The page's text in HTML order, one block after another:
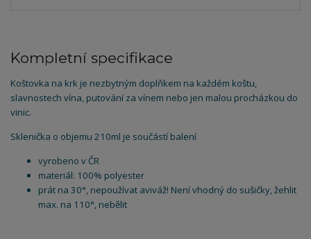
Kompletní specifikace
Koštovka na krk je nezbytným doplňkem na každém koštu,
slavnostech vína, putování za vínem nebo jen malou procházkou do
vinic.
Sklenička o objemu 210ml je součástí balení
vyrobeno v ČR
materiál: 100% polyester
prát na 30°, nepoužívat aviváž! Není vhodný do sušičky, žehlit
max. na 110°, nebělit